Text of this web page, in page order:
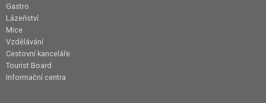
Gastro
Lázeňství
Mice
Vzdělávání
Cestovní kanceláře
Tourist Board
Informační centra